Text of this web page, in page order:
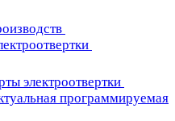
электроотвертки
программируемая